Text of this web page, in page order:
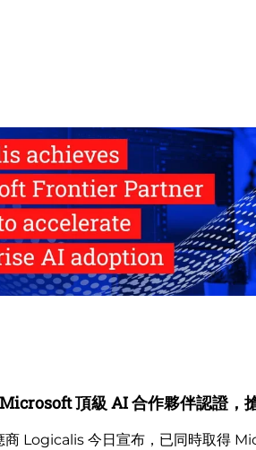
頂級 AI 合作夥伴認證，
商 Logicalis 今日宣布，已同時取得